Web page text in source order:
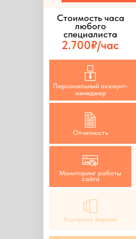
Стоимость часа
любого
специалиста
2.700₽/час
Персональный аккаунт-
менеджер
Отчетность
Мониторинг работы
сайта
Контроль версий